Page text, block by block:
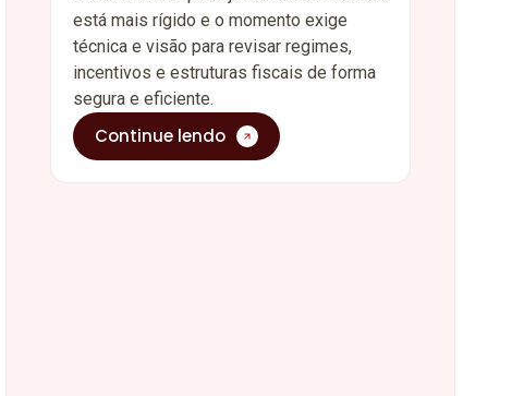
está mais rígido e o momento exige
técnica e visão para revisar regimes,
incentivos e estruturas fiscais de forma
segura e eficiente.
Continue lendo